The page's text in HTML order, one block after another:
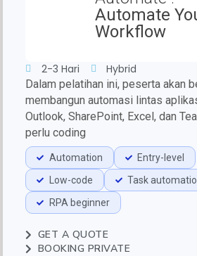
Automate
Workflow
2-3 Hari Hybrid
Dalam pelatihan ini, peserta akan
membangun automasi lintas
Outlook, SharePoint, Excel, dan
perlu coding
Automation
Entry-level
Low-code
Task
RPA beginner
GET A QUOTE
BOOKING PRIVATE